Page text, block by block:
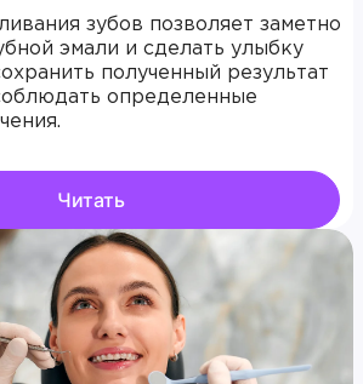
зубов позволяет заметно
эмали и сделать улыбку
полученный результат
определенные
Читать